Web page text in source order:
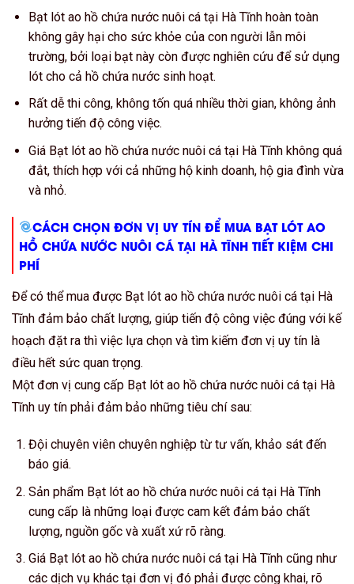
Bạt lót ao hồ chứa nước nuôi cá tại Hà Tĩnh hoàn toàn
không gây hại cho sức khỏe của con người lẫn môi
trường, bởi loại bạt này còn được nghiên cứu để sử dụng
lót cho cả hồ chứa nước sinh hoạt.
Rất dễ thi công, không tốn quá nhiều thời gian, không ảnh
hưởng tiến độ công việc.
Giá Bạt lót ao hồ chứa nước nuôi cá tại Hà Tĩnh không quá
đắt, thích hợp với cả những hộ kinh doanh, hộ gia đình vừa
và nhỏ.
CÁCH CHỌN ĐƠN VỊ UY TÍN ĐỂ MUA BẠT LÓT AO
HỒ CHỨA NƯỚC NUÔI CÁ TẠI HÀ TĨNH TIẾT KIỆM CHI
PHÍ
Để có thể mua được Bạt lót ao hồ chứa nước nuôi cá tại Hà
Tĩnh đảm bảo chất lượng, giúp tiến độ công việc đúng với kế
hoạch đặt ra thì việc lựa chọn và tìm kiếm đơn vị uy tín là
điều hết sức quan trọng.
Một đơn vị cung cấp Bạt lót ao hồ chứa nước nuôi cá tại Hà
Tĩnh uy tín phải đảm bảo những tiêu chí sau:
Đội chuyên viên chuyên nghiệp từ tư vấn, khảo sát đến
báo giá.
Sản phẩm Bạt lót ao hồ chứa nước nuôi cá tại Hà Tĩnh
cung cấp là những loại được cam kết đảm bảo chất
lượng, nguồn gốc và xuất xứ rõ ràng.
Giá Bạt lót ao hồ chứa nước nuôi cá tại Hà Tĩnh cũng như
các dịch vụ khác tại đơn vị đó phải được công khai, rõ